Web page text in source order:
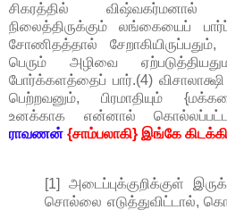
சிகரத்தில் விஷ்வகர்மனால்
நிலைத்திருக்கும் லங்கையைப்
சோணிதத்தால்
பெரும் அழிவை
போர்க்களத்தைப் பார்.(4)
பெற்றவனும், பிரமாதியும்
உனக்காக என்னால்
ராவணன் {சாம்பலாகி} இங்கே
[1] அடைப்புக்குறிக்குள்
சொல்லை எடுத்துவிட்டால்,